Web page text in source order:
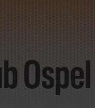
Ospel